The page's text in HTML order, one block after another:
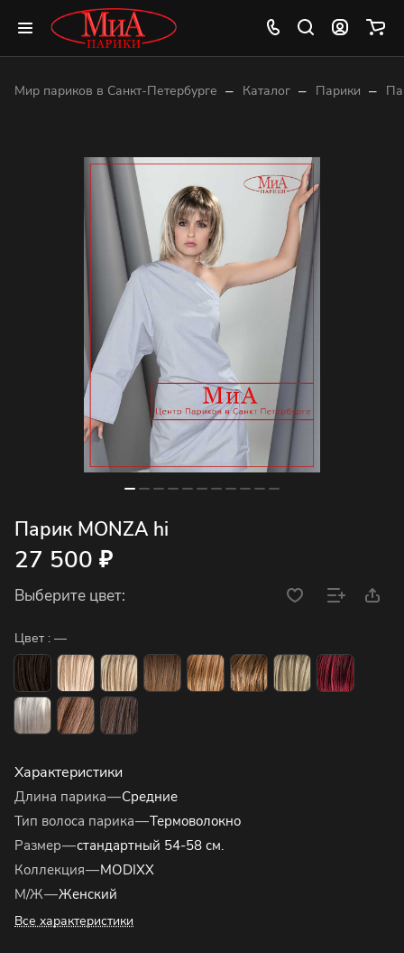
Мир париков в Санкт-Петербурге – Каталог – Парики –
Парик MONZA hi
27 500 ₽
Выберите цвет:
Цвет : —
Характеристики
Длина парика—Средние
Тип волоса парика—Термоволокно
Размер—стандартный 54-58 см.
Коллекция—MODIXX
М/Ж—Женский
Все характеристики